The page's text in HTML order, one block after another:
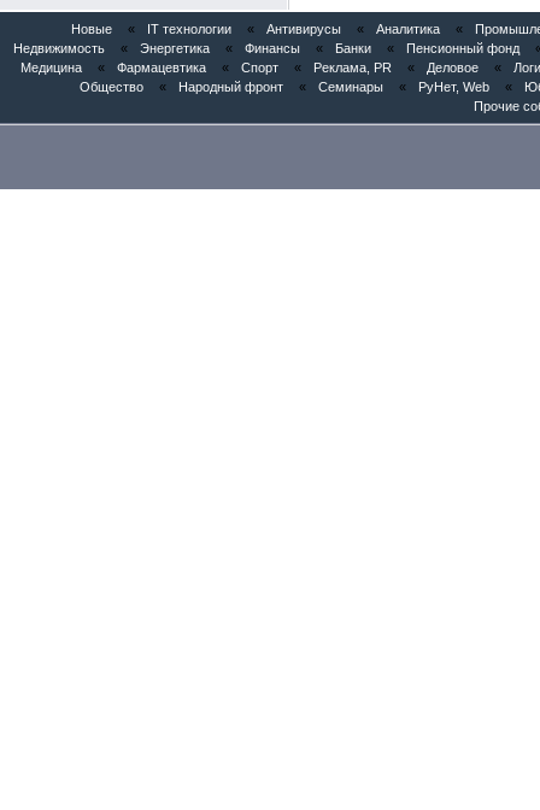
Новые « IT технологии « Антивирусы « Аналитика «
Недвижимость
« Энергетика « Финансы « Банки « Пенсионный фонд
Медицина
« Фармацевтика « Спорт « Реклама, PR « Деловое «
Общество
« Народный фронт « Семинары « РуНет, Web «
Прочие